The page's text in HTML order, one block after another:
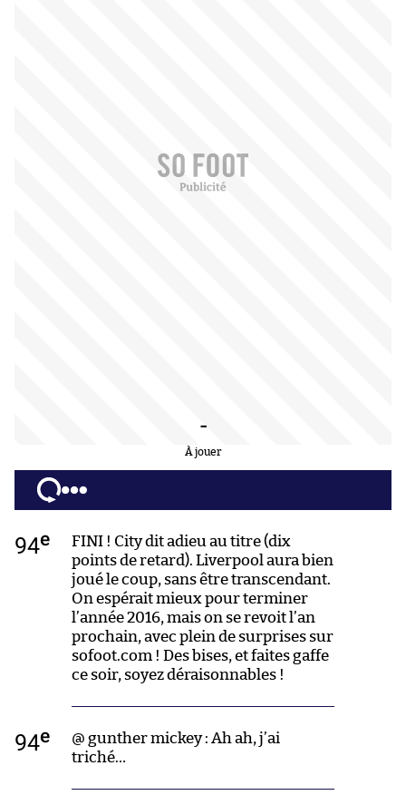
-
À jouer
94e
FINI ! City dit adieu au titre (dix
points de retard). Liverpool aura bien
joué le coup, sans être transcendant.
On espérait mieux pour terminer
l’année 2016, mais on se revoit l’an
prochain, avec plein de surprises sur
sofoot.com ! Des bises, et faites gaffe
ce soir, soyez déraisonnables !
94e
@ gunther mickey : Ah ah, j’ai
triché…